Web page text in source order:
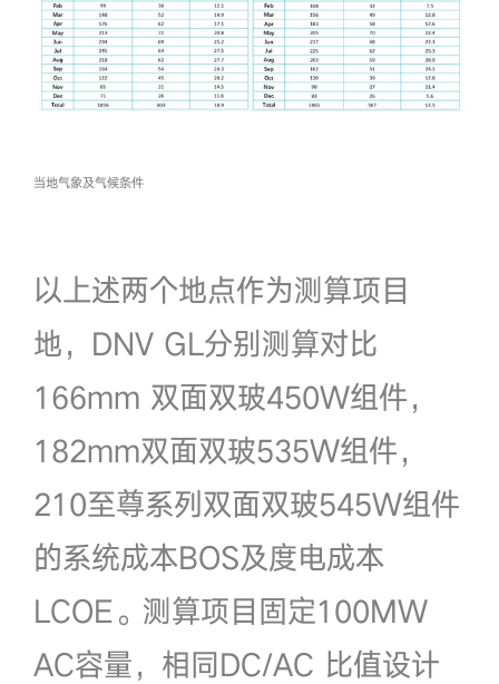
当地气象及气候条件
以上述两个地点作为测算项目
地，DNV GL分别测算对比
166mm 双面双玻450W组件，
182mm双面双玻535W组件，
210至尊系列双面双玻545W组件
的系统成本BOS及度电成本
LCOE。测算项目固定100MW
AC容量，相同DC/AC 比值设计